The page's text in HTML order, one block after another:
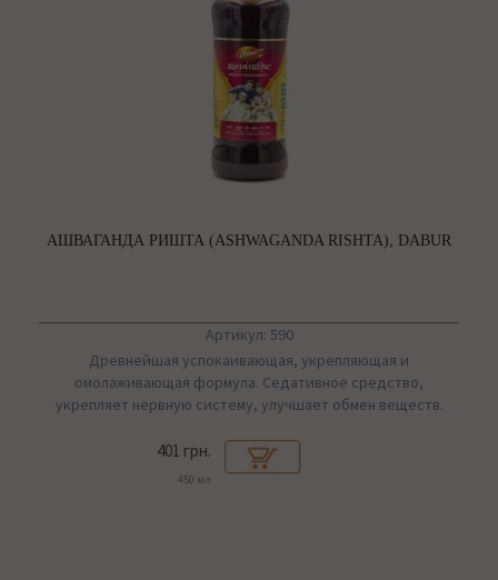
АШВАГАНДА РИШТА (ASHWAGANDA RISHTA), DABUR
Артикул: 590
Древнейшая успокаивающая, укрепляющая и
омолаживающая формула. Седативное средство,
укрепляет нервную систему, улучшает обмен веществ.
401 грн.
450 мл